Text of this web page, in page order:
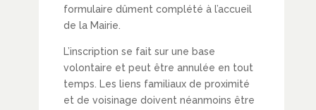
formulaire dûment complété à l’accueil
de la Mairie.
L’inscription se fait sur une base
volontaire et peut être annulée en tout
temps. Les liens familiaux de proximité
et de voisinage doivent néanmoins être